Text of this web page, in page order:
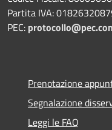
Partita IVA:
PEC:
Prenotazione
Segnalazione
Leggi le FAQ